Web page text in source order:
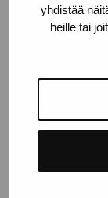
yhdistää
heille tai
+358 (0)50